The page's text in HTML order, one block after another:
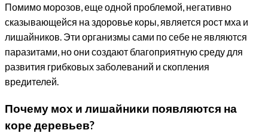
Помимо морозов, еще одной проблемой, негативно
сказывающейся на здоровье коры, является рост мха и
лишайников. Эти организмы сами по себе не являются
паразитами, но они создают благоприятную среду для
развития грибковых заболеваний и скопления
вредителей.
Почему мох и лишайники появляются на
коре деревьев?